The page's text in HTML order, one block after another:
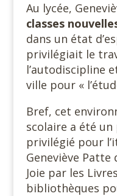
Au lycée,
classes
dans un état
privilégiait le
l’autodiscipline
ville pour «
Bref, cet
scolaire a été
privilégié pour
Geneviève Patte
Joie par les
bibliothèques